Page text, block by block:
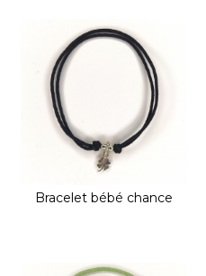
Bracelet bébé chance